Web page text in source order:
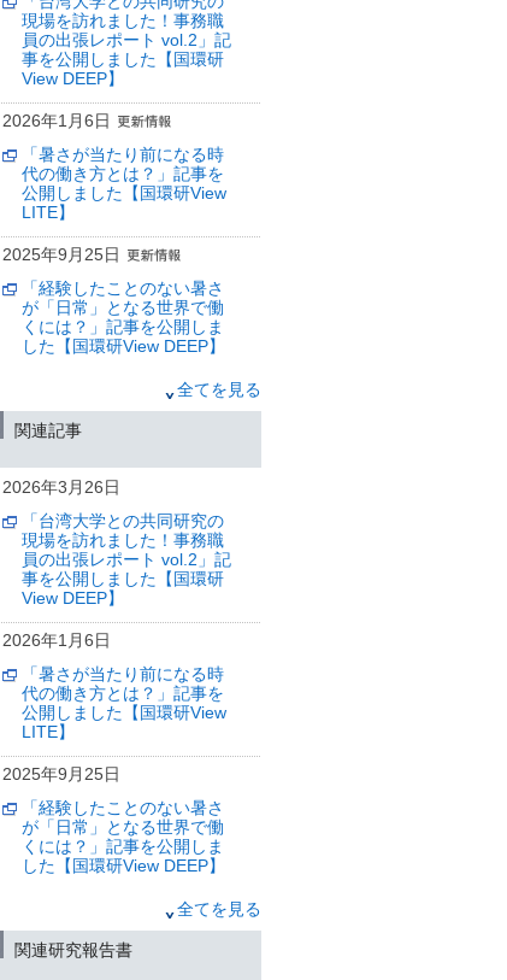
現場を訪れました！事務職
員の出張レポート vol.2」記
事を公開しました【国環研
View DEEP】
2026年1月6日
「暑さが当たり前になる時
代の働き方とは？」記事を
公開しました【国環研View
LITE】
2025年9月25日
「経験したことのない暑さ
が「日常」となる世界で働
くには？」記事を公開しま
した【国環研View DEEP】
地球温暖化が進むとアマゾ
ン熱帯雨林の枯死が21世紀
デルが高排出シナリオで予
測
（筑波研究学園都市記者会、環境省記
者クラブ、環境記者会、文部科学記者
会、科学記者会、大学記者会（東京大
学）同時配付）
2025年5月30日
くる—
6年ぶりに国立環境研究所
「公開シンポジウム」を
対面開催【終了しました】
（筑波研究学園都市記者会、環境省記
者クラブ、環境記者会、都庁記者クラ
ブ、埼玉県政記者クラブ、千葉県政記
者会、福島県政記者クラブ、郡山記者
クラブ、滋賀県政記者クラブ同時配
付）
地球温暖化による高温はア
オウミガメに悪影響の可能
全てを見る
関連記事
2026年3月26日
「台湾大学との共同研究の
現場を訪れました！事務職
員の出張レポート vol.2」記
事を公開しました【国環研
View DEEP】
2026年1月6日
「暑さが当たり前になる時
代の働き方とは？」記事を
公開しました【国環研View
LITE】
2025年9月25日
「経験したことのない暑さ
が「日常」となる世界で働
くには？」記事を公開しま
した【国環研View DEEP】
「永久凍土は日本にも存在
する？」記事を公開しまし
全てを見る
関連研究報告書